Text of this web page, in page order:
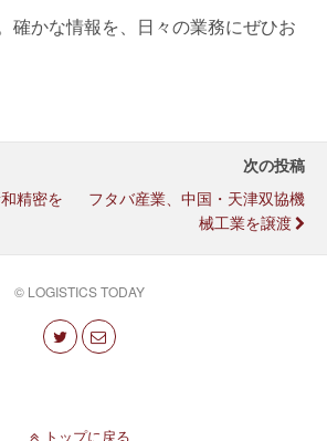
確かな情報を、日々の業務にぜひお
精密を
次の投稿
フタバ産業、中国・天津双協機
械工業を譲渡
© LOGISTICS TODAY
トップに戻る